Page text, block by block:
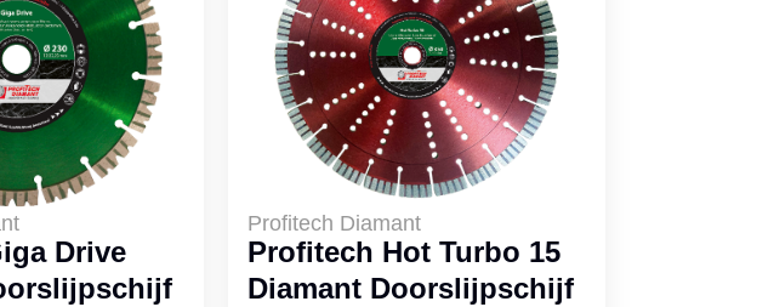
Drive
Profitech Diamant
Profitech Hot Turbo 15
Diamant Doorslijpschijf